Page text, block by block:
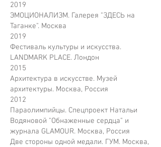
2019
ЭМОЦИОНАЛИЗМ. Галерея "ЗДЕСЬ на
Таганке". Москва
2019
Фестиваль культуры и искусства.
LANDMARK PLACE. Лондон
2015
Архитектура в искусстве. Музей
архитектуры. Москва, Россия
2012
Параолимпийцы. Спецпроект Натальи
Водяновой "Обнаженные сердца" и
журнала GLAMOUR. Москва, Россия
Две стороны одной медали. ГУМ. Москва,